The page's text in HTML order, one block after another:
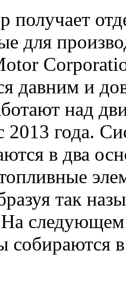
получает
для
давним и
над
2013 года.
в два
так
следующем
собираются